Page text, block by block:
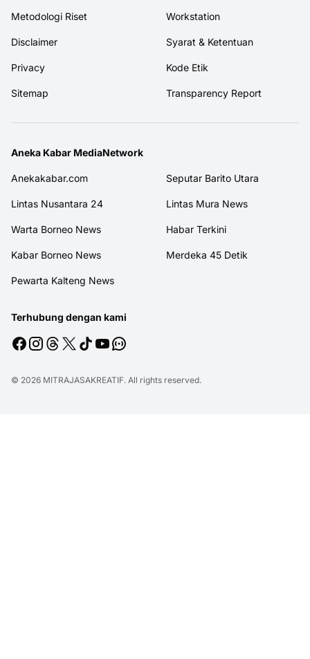
Metodologi Riset Workstation
Disclaimer Syarat & Ketentuan
Privacy Kode Etik
Sitemap Transparency Report
Aneka Kabar MediaNetwork
Anekakabar.com Seputar Barito Utara
Lintas Nusantara 24 Lintas Mura News
Warta Borneo News Habar Terkini
Kabar Borneo News Merdeka 45 Detik
Pewarta Kalteng News
Terhubung dengan kami
© 2026 MITRAJASAKREATIF. All rights reserved.